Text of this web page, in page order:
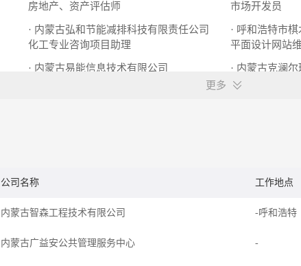
房地产、资产评估师
市场开发员
· 内蒙古弘和节能减排科技有限责任公司
化工专业咨询项目助理
· 呼和浩特市
平面设计网站
· 内蒙古易能信息技术有限公司
· 内蒙古克澜
废气处理工程师
更多
公司名称 工作地点
内蒙古智森工程技术有限公司 -呼和浩特
内蒙古广益安公共管理服务中心 -